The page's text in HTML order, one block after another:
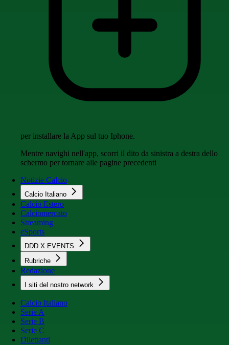
per installare la App sul tuo Iphone.
Mentre navighi nell'app, scorri il dito da sinistra a destra dello
schermo per tornare alle pagine precedenti
Notizie Calcio
Calcio Italiano
Calcio Estero
Calciomercato
Streaming
eSports
DDD X EVENTS
Rubriche
Redazione
I siti del nostro network
Calcio Italiano
Serie A
Serie B
Serie C
Dilettanti